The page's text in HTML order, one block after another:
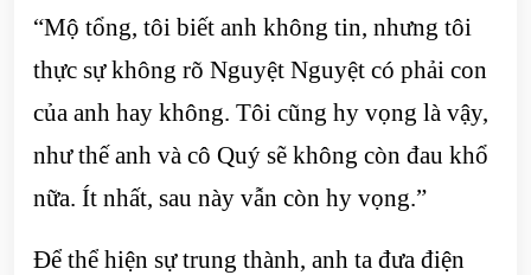
“Mộ tổng, tôi biết anh không tin, nhưng tôi
thực sự không rõ Nguyệt Nguyệt có phải con
của anh hay không. Tôi cũng hy vọng là vậy,
như thế anh và cô Quý sẽ không còn đau khổ
nữa. Ít nhất, sau này vẫn còn hy vọng.”
Để thể hiện sự trung thành, anh ta đưa điện